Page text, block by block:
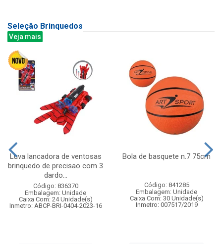
Seleção Brinquedos
Veja mais
Luva lancadora de ventosas
brinquedo de precisao com 3
dardo...
Código: 836370
Embalagem: Unidade
Caixa Com: 24 Unidade(s)
Inmetro: ABCP-BRI-0404-2023-16
Bola de basquete n.7 75cm
Código: 841285
Embalagem: Unidade
Caixa Com: 30 Unidade(s)
Inmetro: 007517/2019